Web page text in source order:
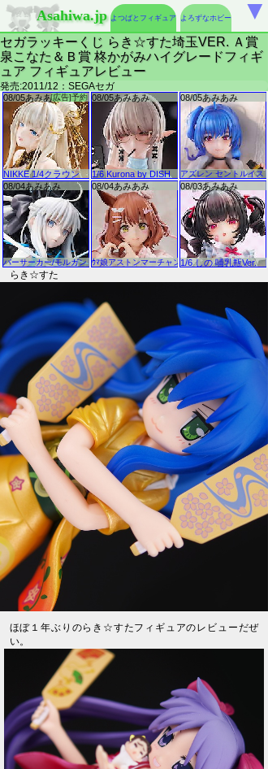
Asahiwa.jp よつばとフィギュア よろずなホビー
セガラッキーくじ らき☆すた埼玉VER. Ａ賞
泉こなた＆Ｂ賞 柊かがみハイグレードフィギ
ュア フィギュアレビュー
発売:2011/12：SEGAセガ
らき☆すた
ほぼ１年ぶりのらき☆すたフィギュアのレビューだぜ
い。
▼